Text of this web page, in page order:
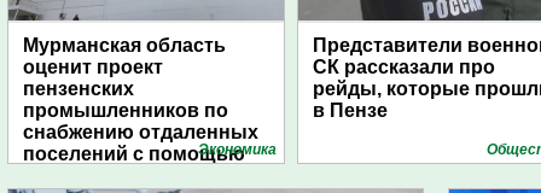
Мурманская область
оценит проект
пензенских
промышленников по
снабжению отдаленных
поселений с помощью
Экономика
Представители
СК рассказали про
рейды, которые
в Пензе